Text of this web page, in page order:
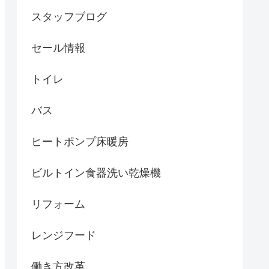
スタッフブログ
セール情報
トイレ
バス
ヒートポンプ床暖房
ビルトイン食器洗い乾燥機
リフォーム
レンジフード
働き方改革